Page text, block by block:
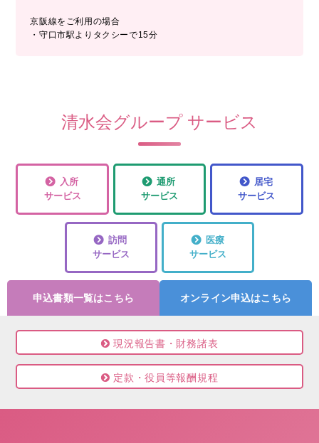
申込書類一覧はこちら オンライン申込はこちら
京阪線をご利用の場合
・守口市駅よりタクシーで15分
清水会グループ サービス
入所
サービス
通所
サービス
居宅
サービス
訪問
サービス
医療
サービス
現況報告書・財務諸表
定款・役員等報酬規程